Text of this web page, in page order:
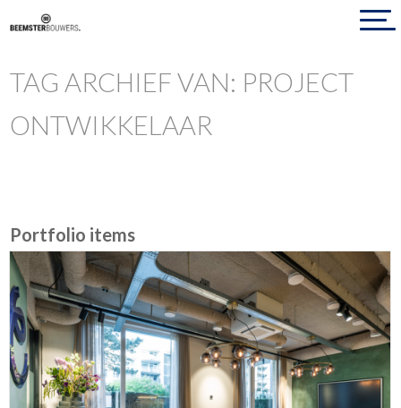
TAG ARCHIEF VAN: PROJECT
ONTWIKKELAAR
Portfolio items